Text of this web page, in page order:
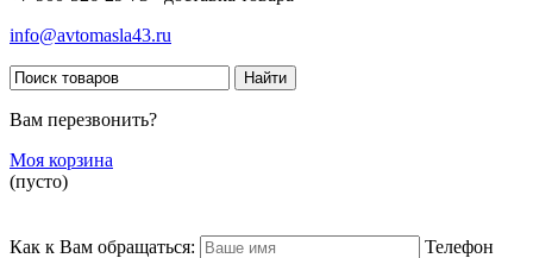
info@avtomasla43.ru
Вам перезвонить?
Моя корзина
(пусто)
Как к Вам обращаться:
Телефон